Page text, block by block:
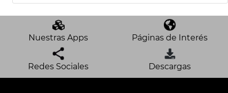
Nuestras Apps Páginas de Interés
Redes Sociales Descargas